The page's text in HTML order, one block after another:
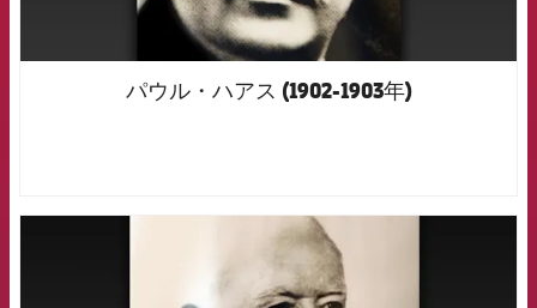
パウル・ハアス (1902-1903年)
FCB Barcelona badge